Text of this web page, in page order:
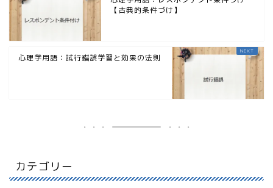
【古典的条件づけ】
心理学用語：試行錯誤学習と効果の法則
カテゴリー